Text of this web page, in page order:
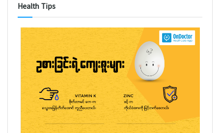
Health Tips